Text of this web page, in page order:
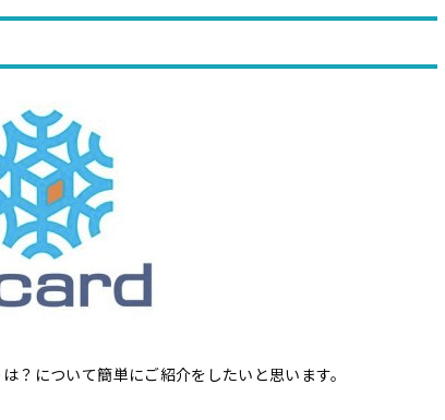
？について簡単にご紹介をしたいと思います。